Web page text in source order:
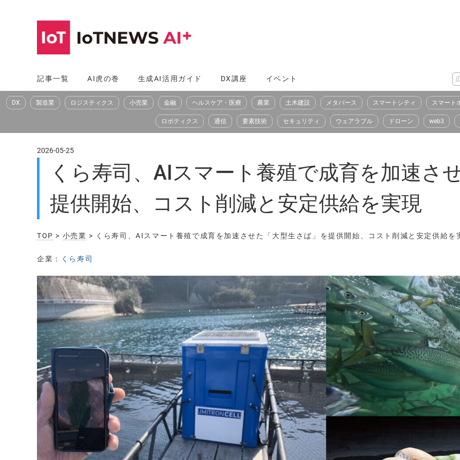
へ
ス
記事一覧 AI虎の巻 生成AI活用ガイド DX講座 イベント
DX 製造業 ロジスティクス 小売業 金融 ヘルスケア・医療 農業 土木建設 メタバース スマートシティ スマート
ロボティクス 通信 要素技術 セキュリティ ウェアラブル ドローン web3
2026-05-25
くら寿司、AIスマート養殖で成育を加速さ
提供開始、コスト削減と安定供給を実現
TOP > 小売業 > くら寿司、AIスマート養殖で成育を加速させた「大型生さば」を提供開始、コスト削減と安定供給を
企業： くら寿司